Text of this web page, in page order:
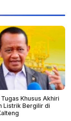
Khusus Akhiri
Listrik Bergilir di